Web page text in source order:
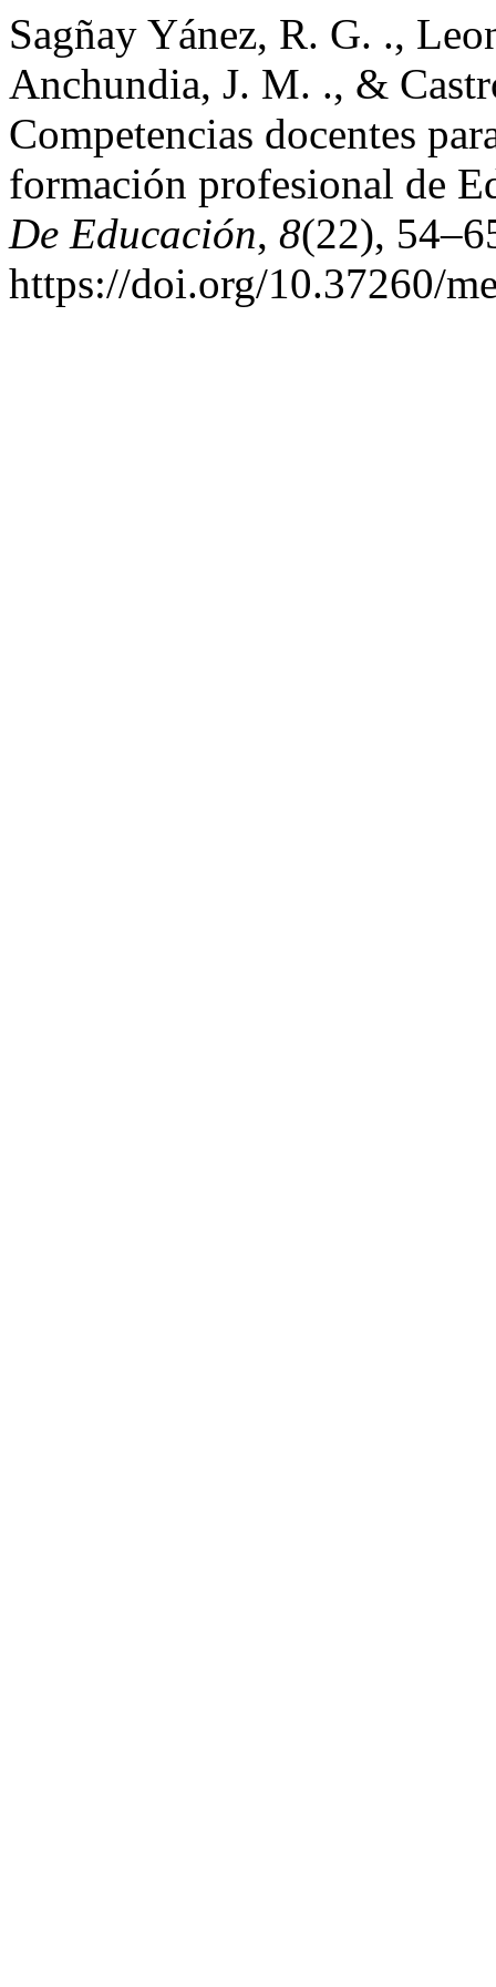
Sagñay Yánez, R. G. .,
Anchundia, J. M. ., &
Competencias docentes
formación profesional de
De Educación, 8(22),
https://doi.org/10.37260/